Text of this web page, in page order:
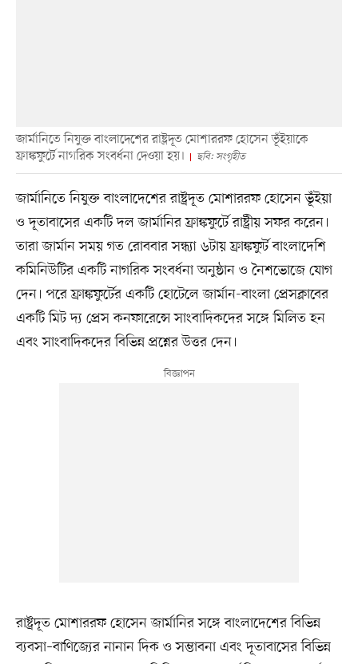
জার্মানিতে নিযুক্ত বাংলাদেশের রাষ্ট্রদূত মোশাররফ হোসেন ভূঁইয়াকে
ফ্রাঙ্কফুর্টে নাগরিক সংবর্ধনা দেওয়া হয়।
ছবি: সংগৃহীত
জার্মানিতে নিযুক্ত বাংলাদেশের রাষ্ট্রদূত মোশাররফ হোসেন ভূঁইয়া
ও দূতাবাসের একটি দল জার্মানির ফ্রাঙ্কফুর্টে রাষ্ট্রীয় সফর করেন।
তারা জার্মান সময় গত রোববার সন্ধ্যা ৬টায় ফ্রাঙ্কফুর্ট বাংলাদেশি
কমিনিউটির একটি নাগরিক সংবর্ধনা অনুষ্ঠান ও নৈশভোজে যোগ
দেন। পরে ফ্রাঙ্কফুর্টের একটি হোটেলে জার্মান-বাংলা প্রেসক্লাবের
একটি মিট দ্য প্রেস কনফারেন্সে সাংবাদিকদের সঙ্গে মিলিত হন
এবং সাংবাদিকদের বিভিন্ন প্রশ্নের উত্তর দেন।
রাষ্ট্রদূত মোশাররফ হোসেন জার্মানির সঙ্গে বাংলাদেশের বিভিন্ন
ব্যবসা–বাণিজ্যের নানান দিক ও সম্ভাবনা এবং দূতাবাসের বিভিন্ন